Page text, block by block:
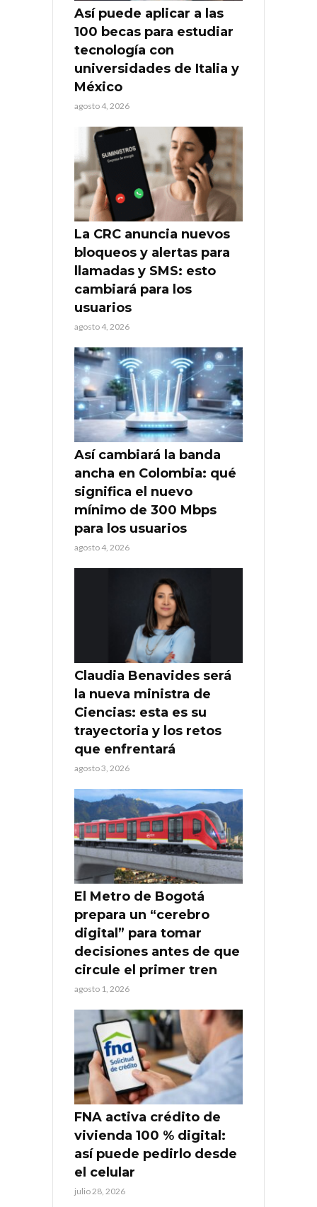
Así puede aplicar a las
100 becas para estudiar
tecnología con
universidades de Italia y
México
agosto 4, 2026
La CRC anuncia nuevos
bloqueos y alertas para
llamadas y SMS: esto
cambiará para los
usuarios
agosto 4, 2026
Así cambiará la banda
ancha en Colombia: qué
significa el nuevo
mínimo de 300 Mbps
para los usuarios
agosto 4, 2026
Claudia Benavides será
la nueva ministra de
Ciencias: esta es su
trayectoria y los retos
que enfrentará
agosto 3, 2026
El Metro de Bogotá
prepara un “cerebro
digital” para tomar
decisiones antes de que
circule el primer tren
agosto 1, 2026
FNA activa crédito de
vivienda 100 % digital:
así puede pedirlo desde
el celular
julio 28, 2026